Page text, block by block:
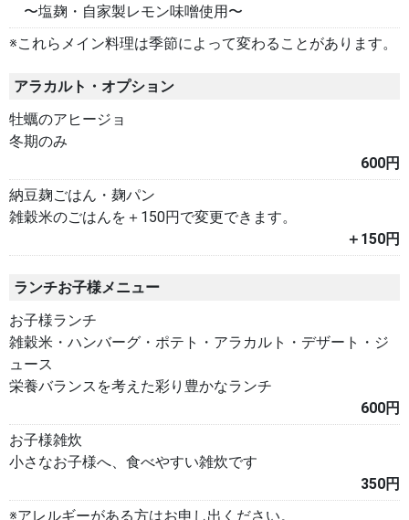
〜塩麹・自家製レモン味噌使用〜
※これらメイン料理は季節によって変わることがあります。
アラカルト・オプション
牡蠣のアヒージョ
冬期のみ
600円
納豆麹ごはん・麹パン
雑穀米のごはんを＋150円で変更できます。
＋150円
ランチお子様メニュー
お子様ランチ
雑穀米・ハンバーグ・ポテト・アラカルト・デザート・ジ
ュース
栄養バランスを考えた彩り豊かなランチ
600円
お子様雑炊
小さなお子様へ、食べやすい雑炊です
350円
※アレルギーがある方はお申し出ください。